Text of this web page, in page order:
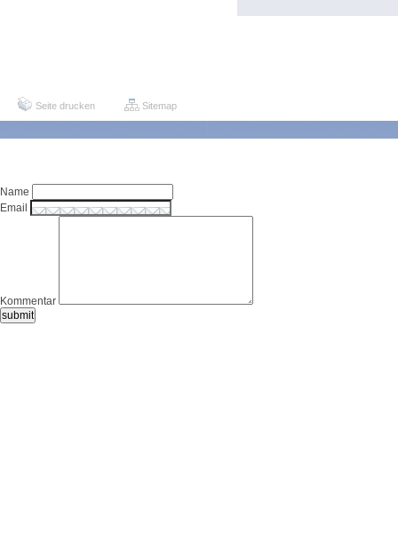
Seite drucken Sitemap
Name
Email
Kommentar